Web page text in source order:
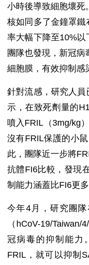
小時後導致細胞壞死
核如同多了金鐘罩
率大幅下降至10%以
團隊也發現，新冠
細胞膜，有效抑制感
針對流感，研究人
示，在致死劑量的
噴入FRIL（3mg/kg
沒有FRIL保護的小
此，團隊近一步將
抗體FI6比較，發現
制能力涵蓋比FI6更
今年4月，研究團
（hCoV-19/
冠病毒的抑制能力
FRIL，就可以抑制